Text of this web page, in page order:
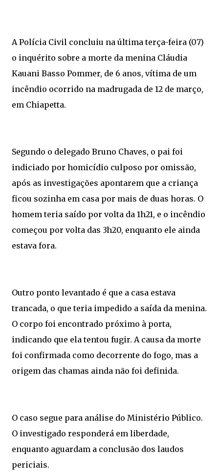
A Polícia Civil concluiu na última terça-feira (07)
o inquérito sobre a morte da menina Cláudia
Kauani Basso Pommer, de 6 anos, vítima de um
incêndio ocorrido na madrugada de 12 de março,
em Chiapetta.
Segundo o delegado Bruno Chaves, o pai foi
indiciado por homicídio culposo por omissão,
após as investigações apontarem que a criança
ficou sozinha em casa por mais de duas horas. O
homem teria saído por volta da 1h21, e o incêndio
começou por volta das 3h20, enquanto ele ainda
estava fora.
Outro ponto levantado é que a casa estava
trancada, o que teria impedido a saída da menina.
O corpo foi encontrado próximo à porta,
indicando que ela tentou fugir. A causa da morte
foi confirmada como decorrente do fogo, mas a
origem das chamas ainda não foi definida.
O caso segue para análise do Ministério Público.
O investigado responderá em liberdade,
enquanto aguardam a conclusão dos laudos
periciais.